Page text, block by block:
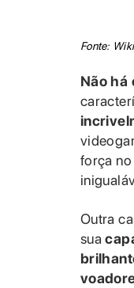
Fonte:
Não há
força
Outra
sua